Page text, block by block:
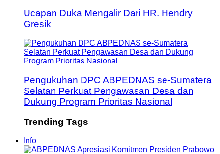
Ucapan Duka Mengalir Dari HR. Hendry
Gresik
Pengukuhan DPC ABPEDNAS se-Sumatera
Selatan Perkuat Pengawasan Desa dan
Dukung Program Prioritas Nasional
Trending Tags
Info